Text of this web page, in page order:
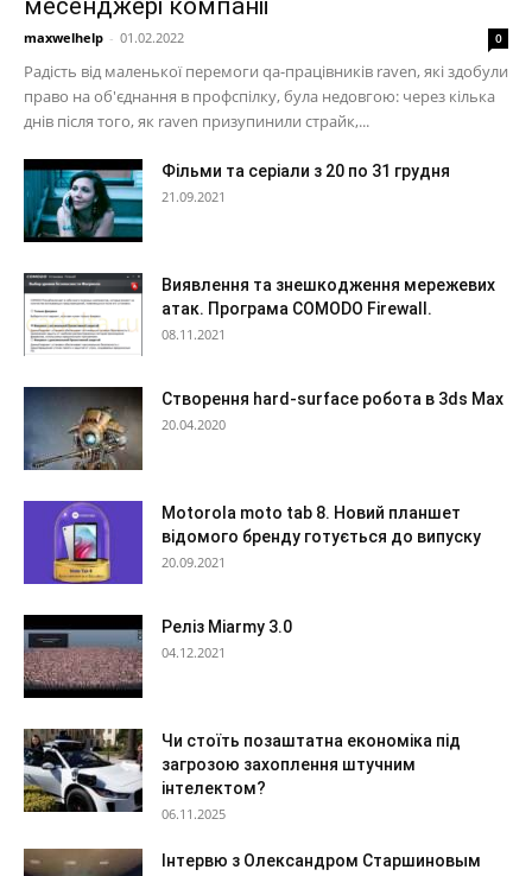
месенджері компанії
maxwelhelp - 01.02.2022 0
Радість від маленької перемоги qa-працівників raven, які здобули
право на об'єднання в профспілку, була недовгою: через кілька
днів після того, як raven призупинили страйк,...
Фільми та серіали з 20 по 31 грудня
21.09.2021
Виявлення та знешкодження мережевих
атак. Програма COMODO Firewall.
08.11.2021
Створення hard-surface робота в 3ds Max
20.04.2020
Motorola moto tab 8. Новий планшет
відомого бренду готується до випуску
20.09.2021
Реліз Miarmy 3.0
04.12.2021
Чи стоїть позаштатна економіка під
загрозою захоплення штучним
інтелектом?
06.11.2025
Інтервю з Олександром Старшиновым